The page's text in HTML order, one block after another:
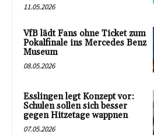
11.05.2026
VfB lädt Fans ohne Ticket zum
Pokalfinale ins Mercedes Benz
Museum
08.05.2026
Esslingen legt Konzept vor:
Schulen sollen sich besser
gegen Hitzetage wappnen
07.05.2026